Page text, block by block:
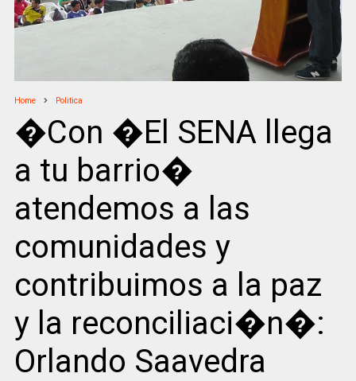
Home Politica
�Con �El SENA llega
a tu barrio�
atendemos a las
comunidades y
contribuimos a la paz
y la reconciliaci�n�:
Orlando Saavedra